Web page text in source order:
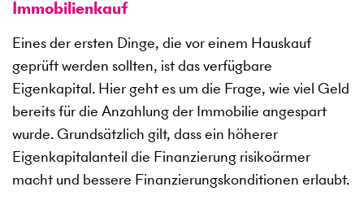
Immobilienkauf
Eines der ersten Dinge, die vor einem Hauskauf
geprüft werden sollten, ist das verfügbare
Eigenkapital. Hier geht es um die Frage, wie viel Geld
bereits für die Anzahlung der Immobilie angespart
wurde. Grundsätzlich gilt, dass ein höherer
Eigenkapitalanteil die Finanzierung risikoärmer
macht und bessere Finanzierungskonditionen erlaubt.